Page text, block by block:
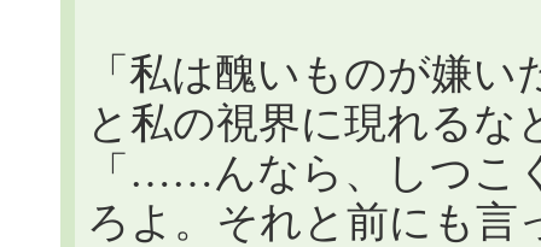
「私は醜いものが嫌
と私の視界に現れるな
「……んなら、しつこ
ろよ。それと前にも言